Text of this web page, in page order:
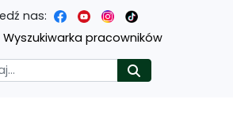
nas:
Wyszukiwarka pracowników